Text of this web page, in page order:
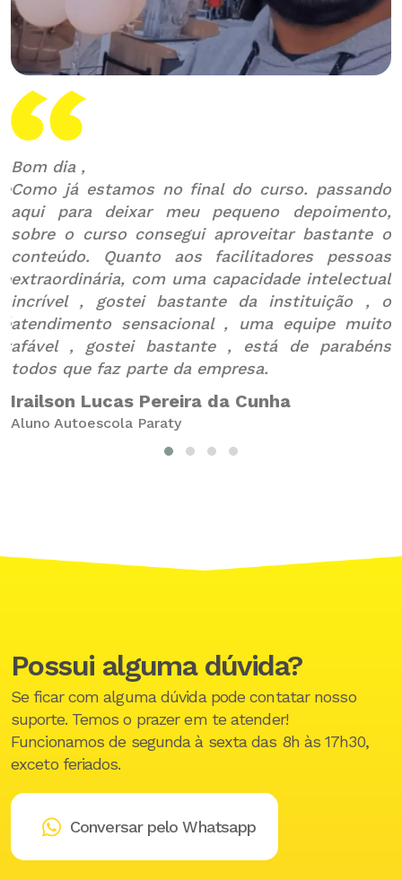
Bom dia ,
Como já estamos no final do curso. passando
aqui para deixar meu pequeno depoimento,
sobre o curso consegui aproveitar bastante o
conteúdo. Quanto aos facilitadores pessoas
extraordinária, com uma capacidade intelectual
incrível , gostei bastante da instituição , o
atendimento sensacional , uma equipe muito
afável , gostei bastante , está de parabéns
todos que faz parte da empresa.
Irailson Lucas Pereira da Cunha
Aluno Autoescola Paraty
Possui alguma dúvida?
Se ficar com alguma dúvida pode contatar nosso
suporte. Temos o prazer em te atender!
Funcionamos de segunda à sexta das 8h às 17h30,
exceto feriados.
Conversar pelo Whatsapp